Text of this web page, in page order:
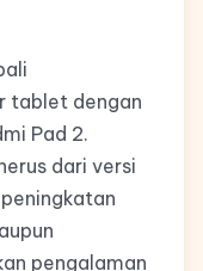
tablet dengan
Pad 2.
dari versi
pengalaman